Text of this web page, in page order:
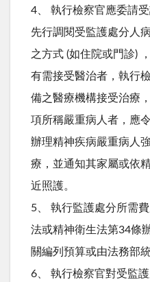
4、 執行檢察官應委請
先行調閱受監護處分人
之方式 (如住院或門診)
有需接受醫治者，執行
備之醫療機構接受治療
項所稱嚴重病人者，應
辦理精神疾病嚴重病人
療，並通知其家屬或依
近照護。
5、 執行監護處分所需
法或精神衛生法第34條
關編列預算或由法務部
6、 執行檢察官對受監